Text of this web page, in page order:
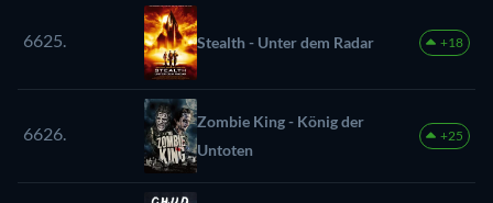
6625. Stealth - Unter dem Radar +18
6626.
Zombie King - König der
Untoten
+25